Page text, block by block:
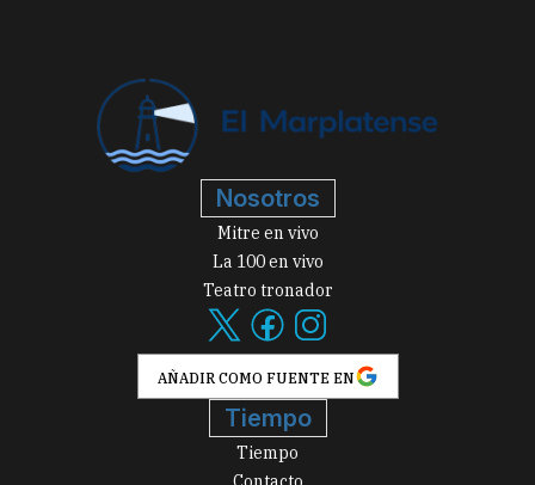
Nosotros
Mitre en vivo
La 100 en vivo
Teatro tronador
AÑADIR COMO FUENTE EN
Tiempo
Tiempo